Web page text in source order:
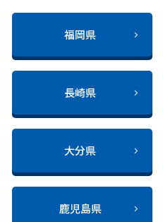
福岡県
長崎県
大分県
鹿児島県